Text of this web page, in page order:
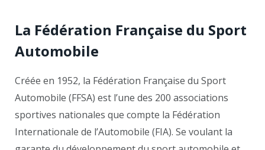
La Fédération Française du Sport
Automobile
Créée en 1952, la Fédération Française du Sport
Automobile (FFSA) est l’une des 200 associations
sportives nationales que compte la Fédération
Internationale de l’Automobile (FIA). Se voulant la